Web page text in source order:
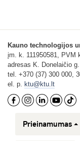
Kauno technologijos
įm. k. 111950581, PVM
adresas K. Donelaičio
tel. +370 (37) 300 000,
el. p. ktu@ktu.lt
Prieinamumas